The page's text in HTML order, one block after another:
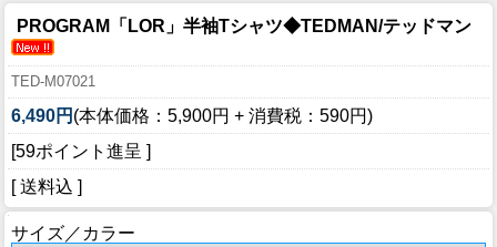
PROGRAM「LOR」半袖Tシャツ◆TEDMAN/テッドマン
TED-M07021
6,490円 (本体価格：5,900円 + 消費税：590円)
[59ポイント進呈 ]
[ 送料込 ]
サイズ／カラー